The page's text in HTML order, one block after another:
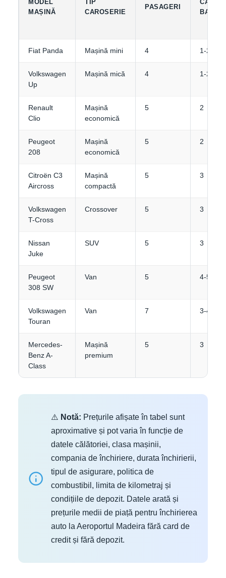
MODEL
MAȘINĂ
TIP
CAROSERIE
PASAGERI
Fiat Panda Mașină mini 4 1-2
Volkswagen
Up
Mașină mică 4 1-2
Renault
Clio
Mașină
economică
5 2
Peugeot
208
Mașină
economică
5 2
Citroën C3
Aircross
Mașină
compactă
5 3
Volkswagen
T-Cross
Crossover 5 3
Nissan
Juke
SUV 5 3
Peugeot
308 SW
Van 5 4-5
Volkswagen
Touran
Van 7 3-4
Mercedes-
Benz A-
Class
Mașină
premium
5 3
⚠️ Notă: Prețurile afișate în tabel sunt
aproximative și pot varia în funcție de
datele călătoriei, clasa mașinii,
compania de închiriere, durata închirierii,
tipul de asigurare, politica de
combustibil, limita de kilometraj și
condițiile de depozit. Datele arată și
prețurile medii de piață pentru închirierea
auto la Aeroportul Madeira fără card de
credit și fără depozit.